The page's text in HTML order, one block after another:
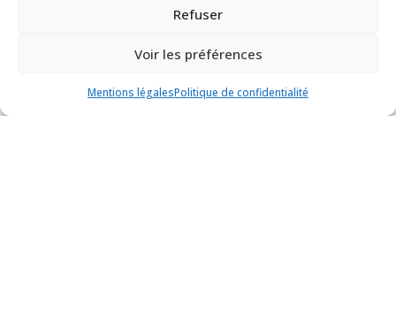
Refuser
Voir les préférences
Mentions légalesPolitique de confidentialité